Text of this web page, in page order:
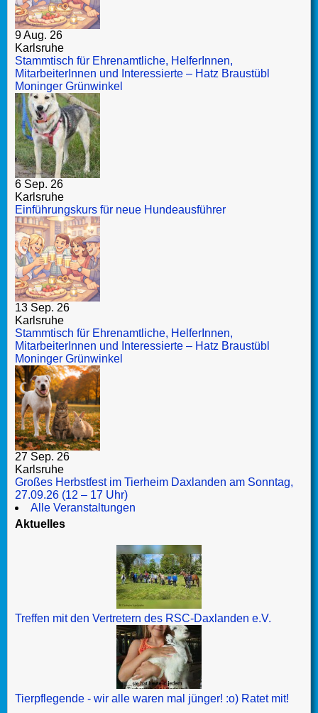
9 Aug. 26
Karlsruhe
Stammtisch für Ehrenamtliche, HelferInnen,
MitarbeiterInnen und Interessierte – Hatz Braustübl
Moninger Grünwinkel
6 Sep. 26
Karlsruhe
Einführungskurs für neue Hundeausführer
13 Sep. 26
Karlsruhe
Stammtisch für Ehrenamtliche, HelferInnen,
MitarbeiterInnen und Interessierte – Hatz Braustübl
Moninger Grünwinkel
27 Sep. 26
Karlsruhe
Großes Herbstfest im Tierheim Daxlanden am Sonntag,
27.09.26 (12 – 17 Uhr)
Alle Veranstaltungen
Aktuelles
Treffen mit den Vertretern des RSC-Daxlanden e.V.
Tierpflegende - wir alle waren mal jünger! :o) Ratet mit!